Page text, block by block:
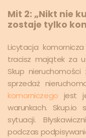
Mit 2: „Nikt nie
zostaje tylko
Licytacja
tracisz majątek za
Skup nieruchomości
sprzedaż
komorniczego jest
warunkach.
sytuacji.
podczas